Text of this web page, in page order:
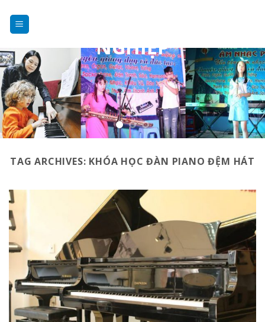
content
NGHIỆP
TAG ARCHIVES: KHÓA HỌC ĐÀN PIANO ĐỆM HÁT